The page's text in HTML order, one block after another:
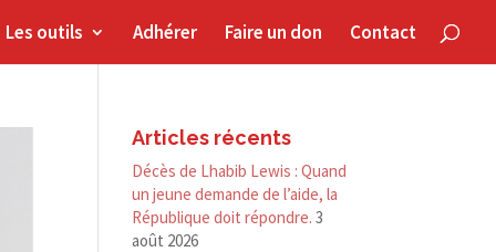
Les outils Adhérer Faire un don Contact
Articles récents
Décès de Lhabib Lewis : Quand
un jeune demande de l’aide, la
République doit répondre. 3
août 2026